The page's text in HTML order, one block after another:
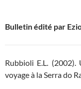
Bulletin édité par
Rubbioli E.L.
voyage à la Serra do